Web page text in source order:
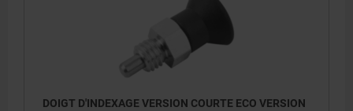
DOIGT D'INDEXAGE VERSION COURTE ECO VERSION